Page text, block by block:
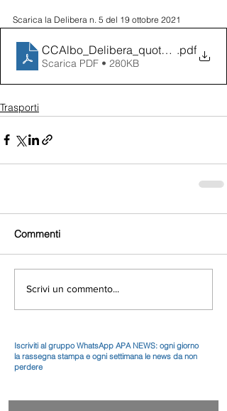
Scarica la Delibera n. 5 del 19 ottobre 2021
CCAlbo_Delibera_quote2022
.pdf
Scarica PDF • 280KB
Trasporti
Commenti
Scrivi un commento...
Iscriviti al gruppo WhatsApp APA NEWS: ogni giorno
la rassegna stampa e ogni settimana le news da non
perdere